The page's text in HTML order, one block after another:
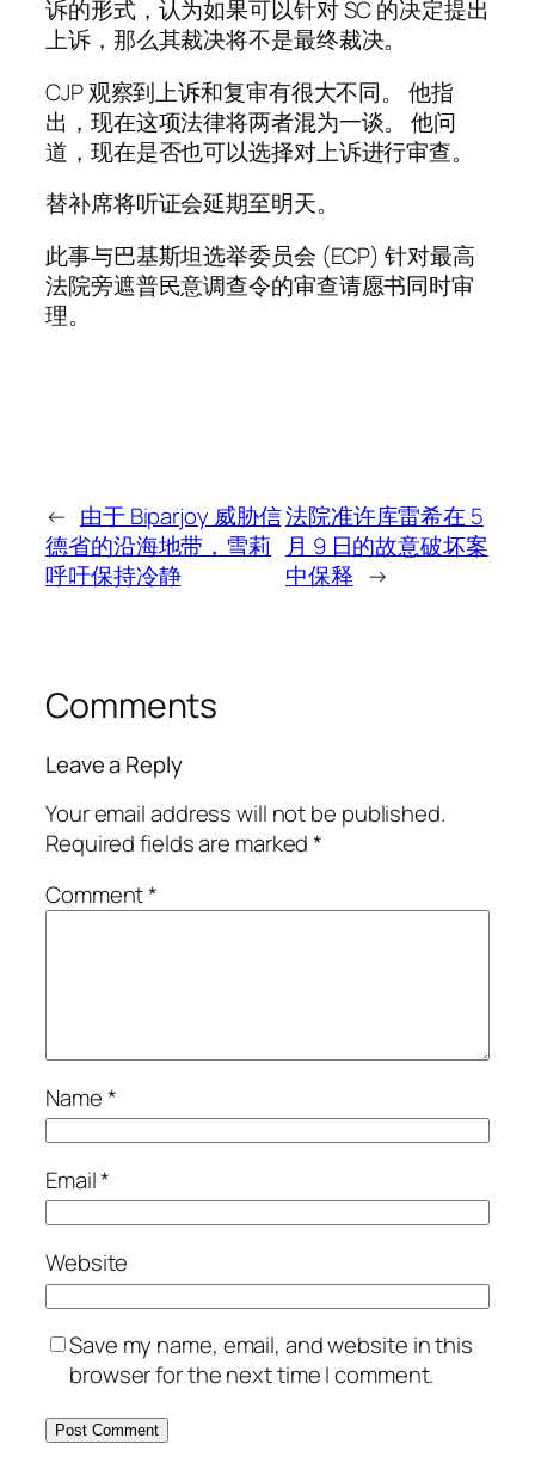
诉的形式，认为如果可以针对 SC 的决定提出
上诉，那么其裁决将不是最终裁决。
CJP 观察到上诉和复审有很大不同。 他指
出，现在这项法律将两者混为一谈。 他问
道，现在是否也可以选择对上诉进行审查。
替补席将听证会延期至明天。
此事与巴基斯坦选举委员会 (ECP) 针对最高
法院旁遮普民意调查令的审查请愿书同时审
理。
← 由于 Biparjoy 威胁信
德省的沿海地带，雪莉
呼吁保持冷静
法院准许库雷希在 5
月 9 日的故意破坏案
中保释 →
Comments
Leave a Reply
Your email address will not be published.
Required fields are marked*
Comment*
Name*
Email*
Website
Save my name, email, and website in this
browser for the next time I comment.